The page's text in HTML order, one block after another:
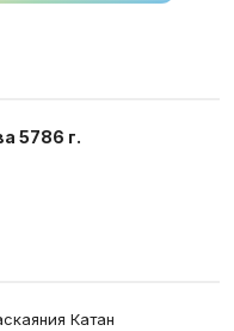
5786 г.
Катан